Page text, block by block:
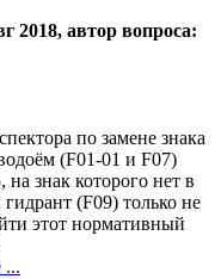
2018, автор вопроса:
по замене знака
(F01-01 и F07)
знак которого нет в
(F09) только не
этот нормативный
...